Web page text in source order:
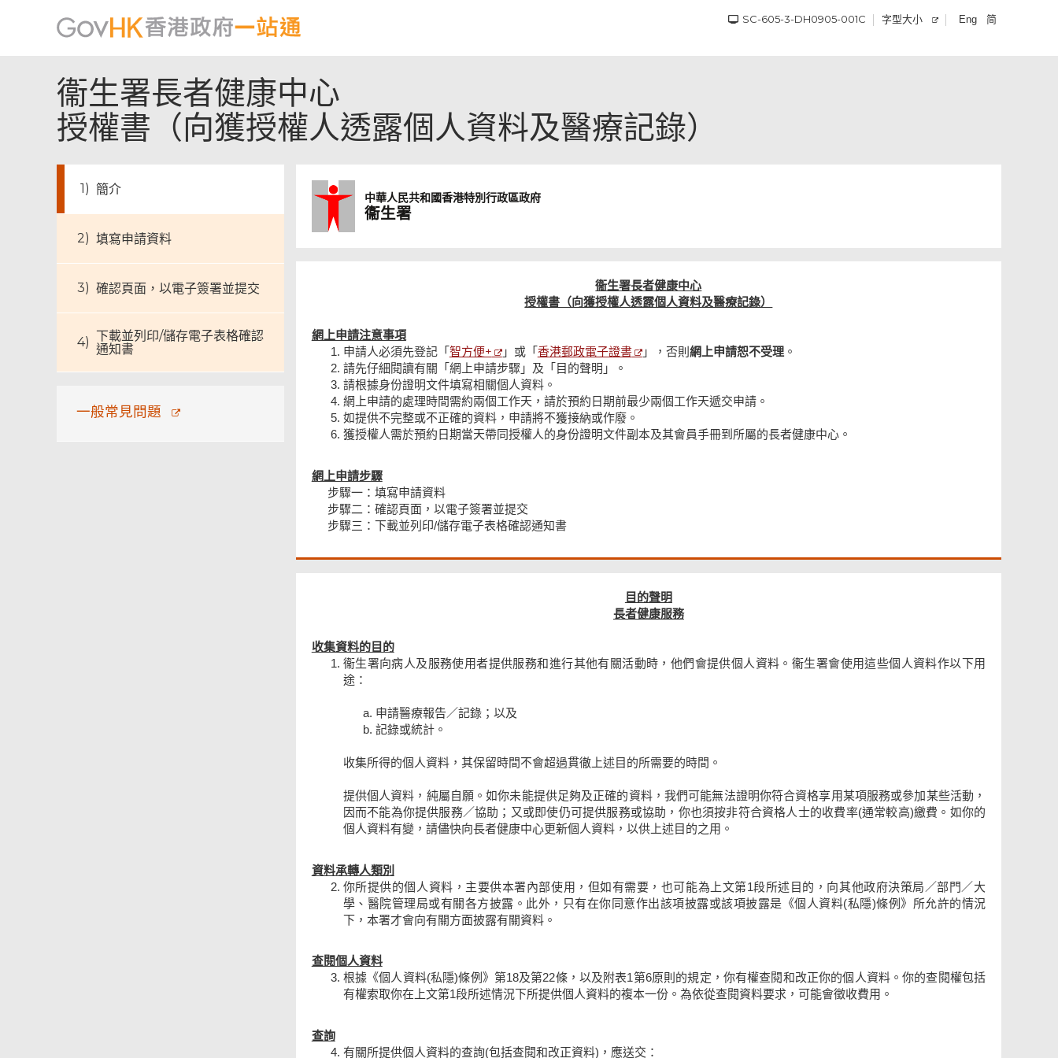
SC-605-3-DH0905-001C 字型大小 Eng 简
衞生署長者健康中心
授權書（向獲授權人透露個人資料及醫療記錄）
簡介
填寫申請資料
確認頁面，以電子簽署並提交
下載並列印/儲存電子表格確認
通知書
一般常見問題
中華人民共和國香港特別行政區政府
衞生署
衞生署長者健康中心
授權書（向獲授權人透露個人資料及醫療記錄）
網上申請注意事項
申請人必須先登記「 智方便+ 」或「 香港郵政電子證書 」，否則 網上申請恕不受理。
請先仔細閱讀有關「網上申請步驟」及「目的聲明」。
請根據身份證明文件填寫相關個人資料。
網上申請的處理時間需約兩個工作天，請於預約日期前最少兩個工作天遞交申請。
如提供不完整或不正確的資料，申請將不獲接納或作廢。
獲授權人需於預約日期當天帶同授權人的身份證明文件副本及其會員手冊到所屬的長者健康中心。
網上申請步驟
步驟一：填寫申請資料
步驟二：確認頁面，以電子簽署並提交
步驟三：下載並列印/儲存電子表格確認通知書
目的聲明
長者健康服務
收集資料的目的
衞生署向病人及服務使用者提供服務和進行其他有關活動時，他們會提供個人資料。衞生署會使用這些個人資料作以下用
途：
a. 申請醫療報告／記錄；以及
b. 記錄或統計。
收集所得的個人資料，其保留時間不會超過貫徹上述目的所需要的時間。
提供個人資料，純屬自願。如你未能提供足夠及正確的資料，我們可能無法證明你符合資格享用某項服務或參加某些活動，
因而不能為你提供服務／協助；又或即使仍可提供服務或協助，你也須按非符合資格人士的收費率(通常較高)繳費。如你的
個人資料有變，請儘快向長者健康中心更新個人資料，以供上述目的之用。
資料承轉人類別
你所提供的個人資料，主要供本署內部使用，但如有需要，也可能為上文第1段所述目的，向其他政府決策局／部門／大
學、醫院管理局或有關各方披露。此外，只有在你同意作出該項披露或該項披露是《個人資料(私隱)條例》所允許的情況
下，本署才會向有關方面披露有關資料。
查閱個人資料
根據《個人資料(私隱)條例》第18及第22條，以及附表1第6原則的規定，你有權查閱和改正你的個人資料。你的查閱權包括
有權索取你在上文第1段所述情況下所提供個人資料的複本一份。為依從查閱資料要求，可能會徵收費用。
查詢
有關所提供個人資料的查詢(包括查閱和改正資料)，應送交：